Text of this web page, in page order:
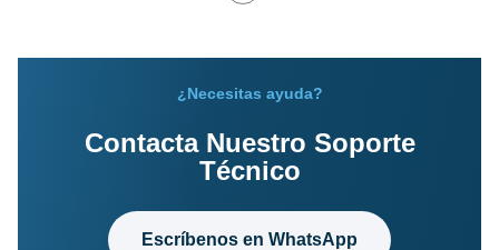
¿Necesitas ayuda?
Contacta Nuestro Soporte
Técnico
Escríbenos en WhatsApp